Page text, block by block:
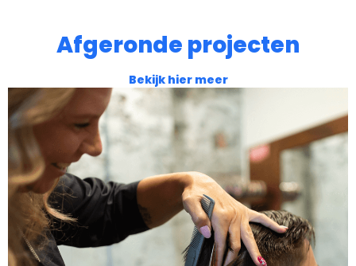
Afgeronde projecten
Bekijk hier meer